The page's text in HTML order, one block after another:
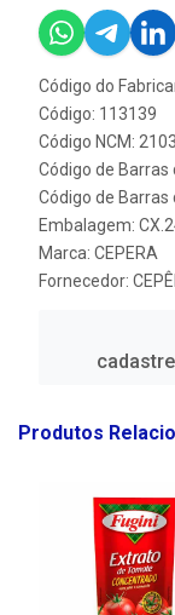
Código do
Código: 113139
Código NCM:
Código de
Código de Barras
Embalagem:
Marca: CEPERA
Fornecedor:
Produtos